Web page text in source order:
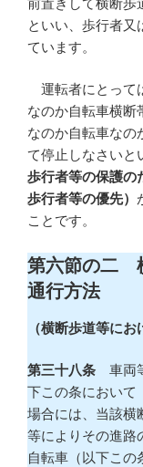
前置きして横断歩
といい、歩行者又
ています。
運転者にとって
なのか自転車横断
なのか自転車なの
て停止しなさいと
歩行者等の保護の
歩行者等の優先）
ことです。
第六節の二
通行方法
（横断歩道等にお
第三十八条 車両
下この条において
場合には、当該横
等によりその進路
自転車（以下この